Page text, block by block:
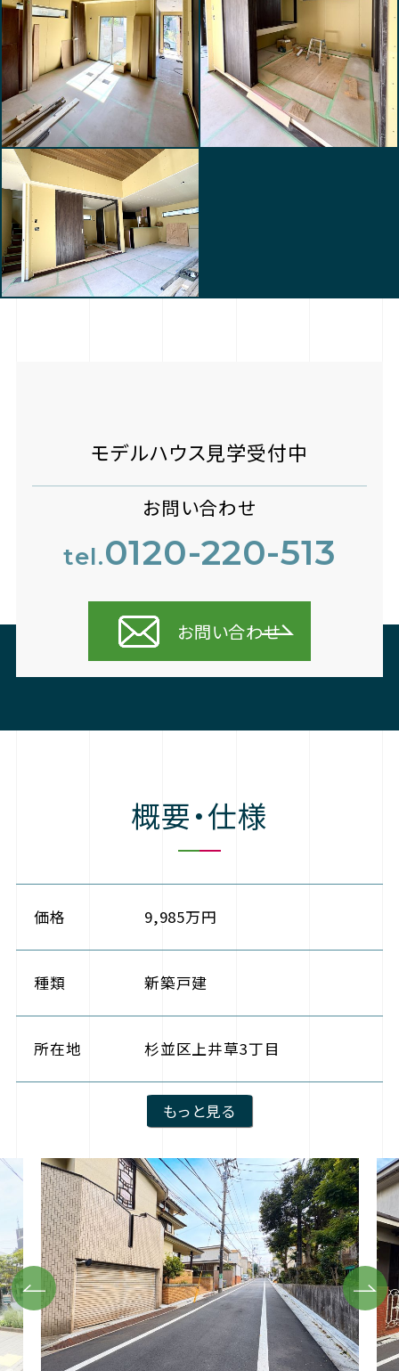
モデルハウス見学受付中
お問い合わせ
tel.0120-220-513
お問い合わせ
概要・仕様
価格 9,985万円
種類 新築戸建
所在地 杉並区上井草3丁目
もっと見る
Previous Next